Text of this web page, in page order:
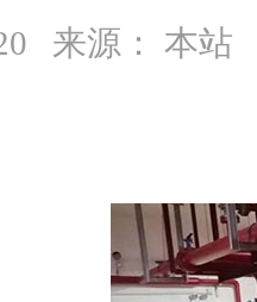
来源： 本